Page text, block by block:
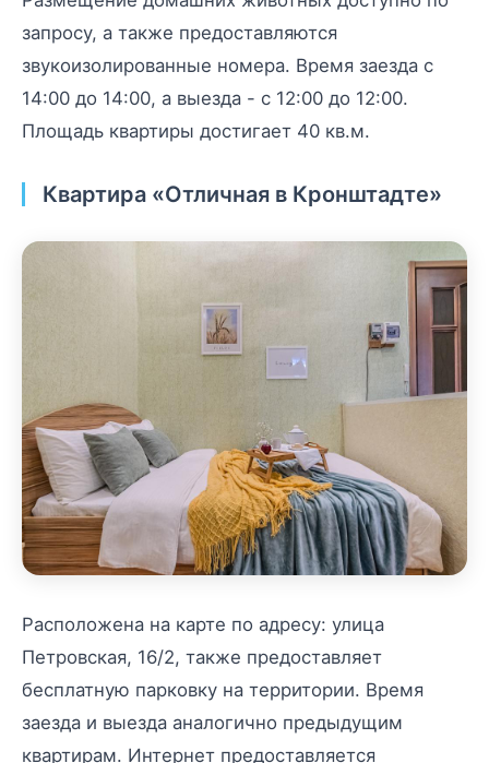
запросу, а также предоставляются
звукоизолированные номера. Время заезда с
14:00 до 14:00, а выезда - с 12:00 до 12:00.
Площадь квартиры достигает 40 кв.м.
Квартира «Отличная в Кронштадте»
Расположена на карте по адресу: улица
Петровская, 16/2, также предоставляет
бесплатную парковку на территории. Время
заезда и выезда аналогично предыдущим
квартирам. Интернет предоставляется